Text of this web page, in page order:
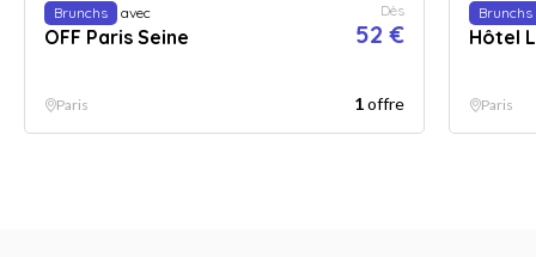
Brunchs avec
OFF Paris Seine
Dès
52 €
Paris 1offre
Brunchs
Hôtel
Paris